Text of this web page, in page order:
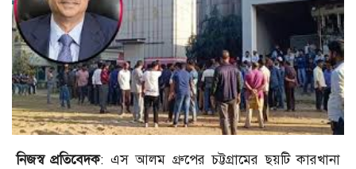
নিজস্ব প্রতিবেদক: এস আলম গ্রুপের চট্টগ্রামের ছয়টি কারখানা